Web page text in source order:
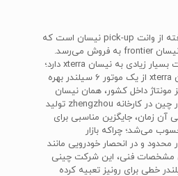
نیسان رونیز یک suv برگرفته از وانت pick-up نیسان است که
در آمریکا این وانت با نام نیسان frontier به فروش می‌رسد.
رونیز مونتاژ داخلی، شباهت بسیار زیادی به نیسان xterra دارد؛
اما با این تفاوت که نیسان xterra از یک موتور 6 سیلندر بهره
مونتاژ داخل کشور، همان نیسان
paladin است که در کشور چین در کارخانه zhengzhou تولید
آن زمان، جایگزین مناسبی برای
می‌شد؛ چراکه بازار
محدود و در انحصار خودرویی مانند
مشخصات فنی، این شرکت چینی
2.4لیتری 4 سیلندر خطی برای رونیز تعبیه کرده